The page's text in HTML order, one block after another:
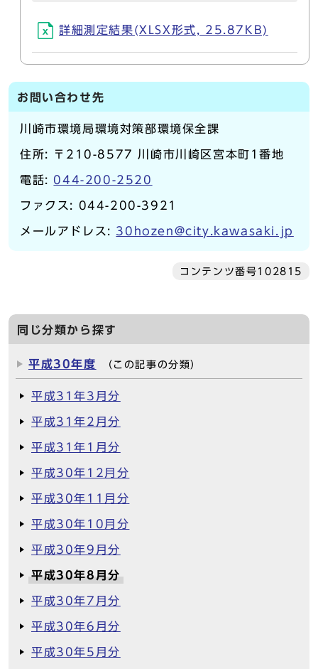
詳細測定結果(XLSX形式, 25.87KB)
お問い合わせ先
川崎市環境局環境対策部環境保全課
住所: 〒210-8577 川崎市川崎区宮本町1番地
電話: 044-200-2520
ファクス: 044-200-3921
メールアドレス: 30hozen@city.kawasaki.jp
コンテンツ番号102815
同じ分類から探す
平成30年度 （この記事の分類）
平成31年3月分
平成31年2月分
平成31年1月分
平成30年12月分
平成30年11月分
平成30年10月分
平成30年9月分
平成30年8月分
平成30年7月分
平成30年6月分
平成30年5月分